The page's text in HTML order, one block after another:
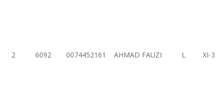
2 6092 0074452161 AHMAD FAUZI L XI-3